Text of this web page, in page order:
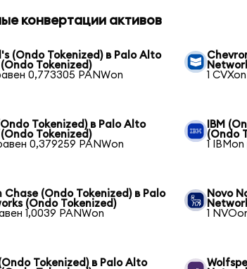
конвертации активов
(Ondo Tokenized) в Palo Alto
Tokenized)
0,773305 PANWon
1
Tokenized) в Palo Alto
Tokenized)
0,379259 PANWon
IBM
(Ondo
1
Chase (Ondo Tokenized) в Palo
(Ondo Tokenized)
1,0039 PANWon
Novo
1
Tokenized) в Palo Alto